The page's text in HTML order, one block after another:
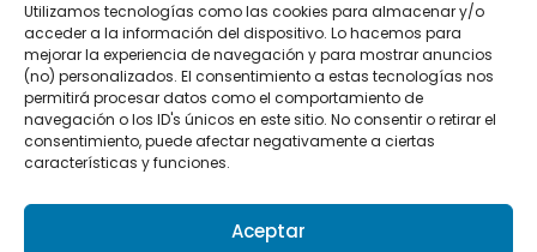
Utilizamos tecnologías como las cookies para almacenar y/o
acceder a la información del dispositivo. Lo hacemos para
mejorar la experiencia de navegación y para mostrar anuncios
(no) personalizados. El consentimiento a estas tecnologías nos
permitirá procesar datos como el comportamiento de
navegación o los ID's únicos en este sitio. No consentir o retirar el
consentimiento, puede afectar negativamente a ciertas
características y funciones.
Aceptar
CONTACTO
+34 922 303 191
+34 662 342 177
info@vkssport.com
SÍGUENOS